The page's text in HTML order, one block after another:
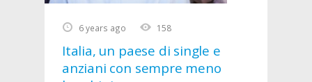
6 years ago 158
Italia, un paese di single e
anziani con sempre meno